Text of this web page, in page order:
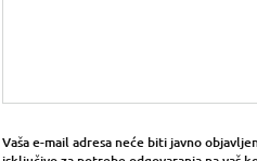
Vaša e-mail adresa neće biti javno